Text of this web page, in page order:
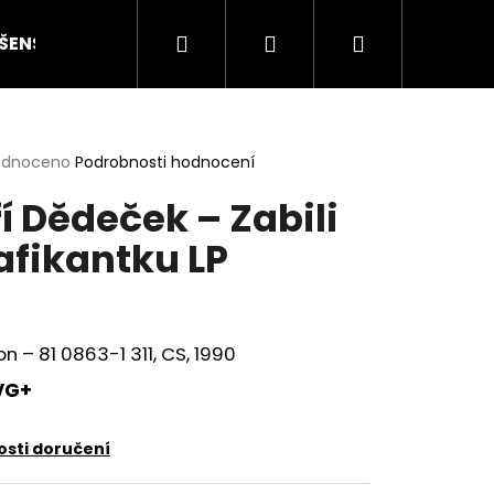
HODNOCENÍ STAVU O NÁS
Hledat PřihlášeníNákupní
Podrobnosti hodnocení
Dědeček – Zabili
LP
– 81 0863-1 311, CS, 1990
doručení